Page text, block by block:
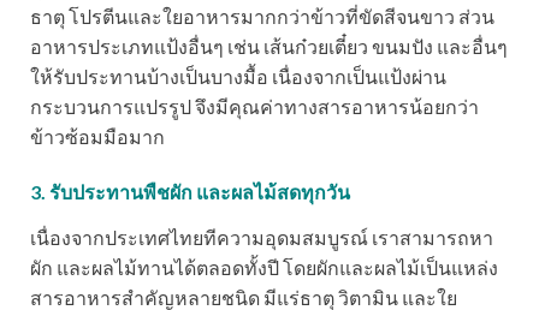
ธาตุ โปรตีนและใยอาหารมากกว่าข้าวที่ขัดสีจนขาว ส่วน
อาหารประเภทแป้งอื่นๆ เช่น เส้นก๋วยเตี๋ยว ขนมปัง และอื่นๆ
ให้รับประทานบ้างเป็นบางมื้อ เนื่องจากเป็นแป้งผ่าน
กระบวนการแปรรูป จึงมีคุณค่าทางสารอาหารน้อยกว่า
ข้าวซ้อมมือมาก
3. รับประทานพืชผัก และผลไม้สดทุกวัน
เนื่องจากประเทศไทยทีความอุดมสมบูรณ์ เราสามารถหา
ผัก และผลไม้ทานได้ตลอดทั้งปี โดยผักและผลไม้เป็นแหล่ง
สารอาหารสำคัญหลายชนิด มีแร่ธาตุ วิตามิน และใย